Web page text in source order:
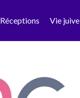
Réceptions Vie juive